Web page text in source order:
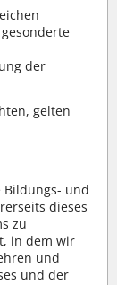
der
gelten
Bildungs- und
dieses
zu
in dem wir
und
und der